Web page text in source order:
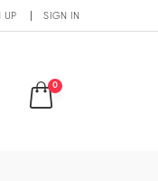
UP SIGN IN
0